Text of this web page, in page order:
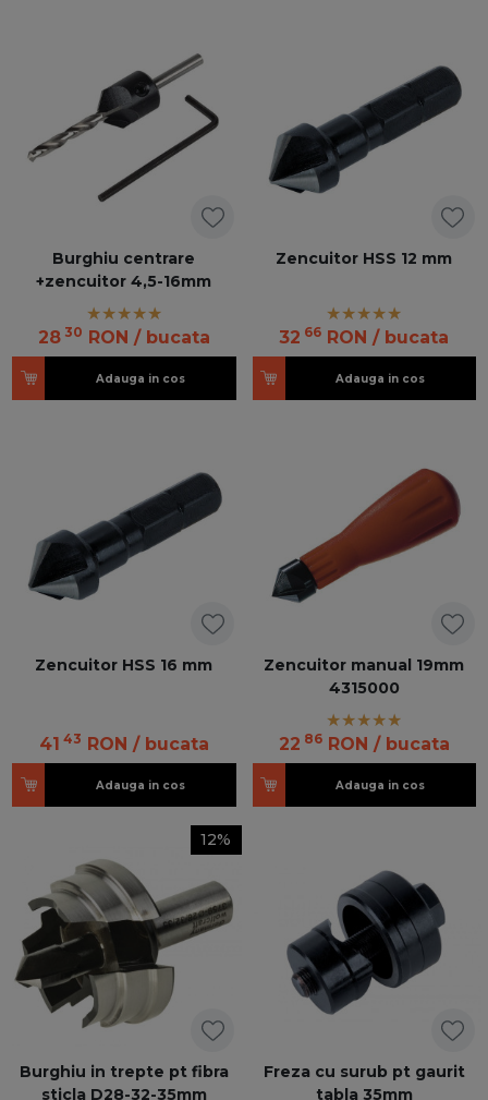
Burghiu centrare
+zencuitor 4,5-16mm
28 30 RON / bucata
Adauga in cos
Zencuitor HSS 12 mm
32 66 RON / bucata
Adauga in cos
Zencuitor HSS 16 mm
41 43 RON / bucata
Adauga in cos
Zencuitor manual 19mm
4315000
22 86 RON / bucata
Adauga in cos
12%
Burghiu in trepte pt fibra
sticla D28-32-35mm
Freza cu surub pt gaurit
tabla 35mm